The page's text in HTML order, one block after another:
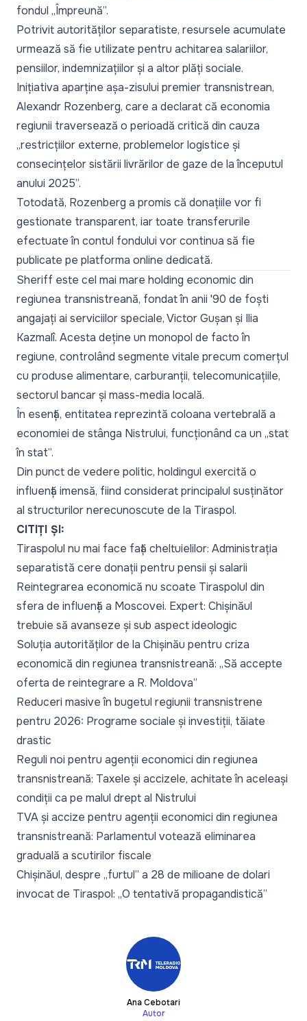
fondul „Împreună”.
Potrivit autorităților separatiste, resursele acumulate
urmează să fie utilizate pentru achitarea salariilor,
pensiilor, indemnizațiilor și a altor plăți sociale.
Inițiativa aparține așa-zisului premier transnistrean,
Alexandr Rozenberg, care a declarat că economia
regiunii traversează o perioadă critică din cauza
„restricțiilor externe, problemelor logistice și
consecințelor sistării livrărilor de gaze de la începutul
anului 2025”.
Totodată, Rozenberg a promis că donațiile vor fi
gestionate transparent, iar toate transferurile
efectuate în contul fondului vor continua să fie
publicate pe platforma online dedicată.
Sheriff este cel mai mare holding economic din
regiunea transnistreană, fondat în anii '90 de foști
angajați ai serviciilor speciale, Victor Gușan și Ilia
Kazmalî. Acesta deține un monopol de facto în
regiune, controlând segmente vitale precum comerțul
cu produse alimentare, carburanții, telecomunicațiile,
sectorul bancar și mass-media locală.
În esență, entitatea reprezintă coloana vertebrală a
economiei de stânga Nistrului, funcționând ca un „stat
în stat”.
Din punct de vedere politic, holdingul exercită o
influență imensă, fiind considerat principalul susținător
al structurilor nerecunoscute de la Tiraspol.
CITIȚI ȘI:
Tiraspolul nu mai face față cheltuielilor: Administrația
separatistă cere donații pentru pensii și salarii
Reintegrarea economică nu scoate Tiraspolul din
sfera de influență a Moscovei. Expert: Chișinăul
trebuie să avanseze și sub aspect ideologic
Soluția autorităților de la Chișinău pentru criza
economică din regiunea transnistreană: „Să accepte
oferta de reintegrare a R. Moldova”
Reduceri masive în bugetul regiunii transnistrene
pentru 2026: Programe sociale și investiții, tăiate
drastic
Reguli noi pentru agenții economici din regiunea
transnistreană: Taxele și accizele, achitate în aceleași
condiții ca pe malul drept al Nistrului
TVA și accize pentru agenții economici din regiunea
transnistreană: Parlamentul votează eliminarea
graduală a scutirilor fiscale
Chișinăul, despre „furtul” a 28 de milioane de dolari
invocat de Tiraspol: „O tentativă propagandistică”
Ana Cebotari
Autor